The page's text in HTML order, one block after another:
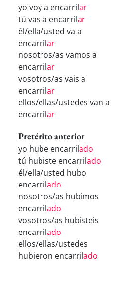
yo voy a encarrilar
tú vas a encarrilar
él/ella/usted va a
encarrilar
nosotros/as vamos a
encarrilar
vosotros/as vais a
encarrilar
ellos/ellas/ustedes van a
encarrilar
Pretérito anterior
yo hube encarrilado
tú hubiste encarrilado
él/ella/usted hubo
encarrilado
nosotros/as hubimos
encarrilado
vosotros/as hubisteis
encarrilado
ellos/ellas/ustedes
hubieron encarrilado